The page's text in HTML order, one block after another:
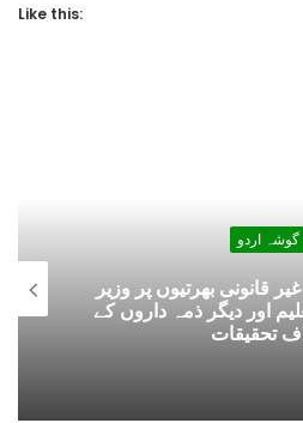
Like this:
گوشہ اردو
قانونی بھرتیوں پر وزیر
اور دیگر ذمہ داروں کے
تحقیقات